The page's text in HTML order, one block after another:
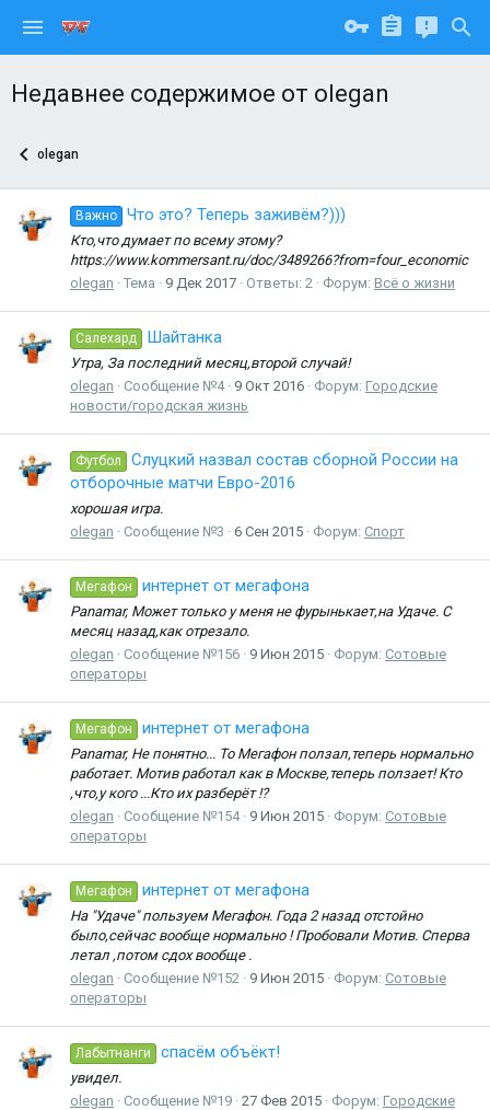
Недавнее содержимое от olegan
olegan
Важно Что это? Теперь заживём?)))
Кто,что думает по всему этому?
https://www.kommersant.ru/doc/3489266?from=four_economic
olegan
Тема 9 Дек 2017 Ответы: 2 Форум: Всё о жизни
Салехард Шайтанка
Утра, За последний месяц,второй случай!
olegan
Сообщение №4 9 Окт 2016 Форум: Городские
новости/городская жизнь
Футбол
Слуцкий назвал состав сборной России на
отборочные матчи Евро-2016
хорошая игра.
olegan
Сообщение №3 6 Сен 2015 Форум: Спорт
Мегафон интернет от мегафона
Panamar, Может только у меня не фурынькает,на Удаче. С
месяц назад,как отрезало.
olegan
Сообщение №156 9 Июн 2015 Форум: Сотовые
операторы
Мегафон интернет от мегафона
Panamar, Не понятно... То Мегафон ползал,теперь нормально
работает. Мотив работал как в Москве,теперь ползает! Кто
,что,у кого ...Кто их разберёт !?
olegan
Сообщение №154 9 Июн 2015 Форум: Сотовые
операторы
Мегафон интернет от мегафона
На "Удаче" пользуем Мегафон. Года 2 назад отстойно
было,сейчас вообще нормально ! Пробовали Мотив. Сперва
летал ,потом сдох вообще .
olegan
Сообщение №152 9 Июн 2015 Форум: Сотовые
операторы
Лабытнанги спасём объёкт!
увидел.
olegan
Сообщение №19 27 Фев 2015 Форум: Городские